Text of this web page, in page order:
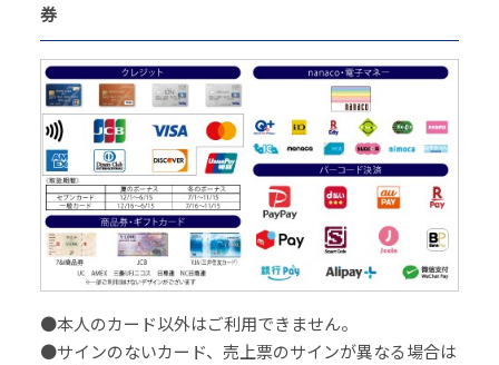
券
●本人のカード以外はご利用できません。
●サインのないカード、売上票のサインが異なる場合は